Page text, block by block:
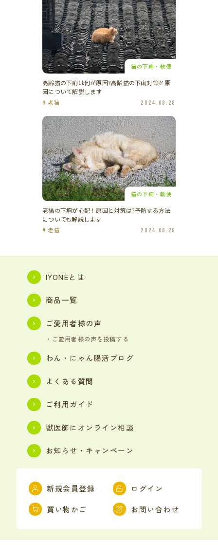
猫の下痢・軟便
高齢猫の下痢は何が原因?高齢猫の下痢対策と原
因について解説します
# 老猫 2024.08.28
猫の下痢・軟便
老猫の下痢が心配！原因と対策は?予防する方法
についても解説します
# 老猫 2024.08.28
IYONEとは
商品一覧
ご愛用者様の声
・ご愛用者様の声を投稿する
わん・にゃん腸活ブログ
よくある質問
ご利用ガイド
獣医師にオンライン相談
お知らせ・キャンペーン
新規会員登録 ログイン
買い物かご お問い合わせ